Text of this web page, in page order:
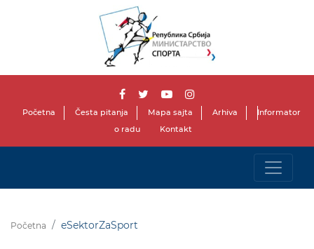
Početna Česta pitanja Mapa sajta Arhiva
Informator
o radu
Kontakt
Početna eSektorZaSport